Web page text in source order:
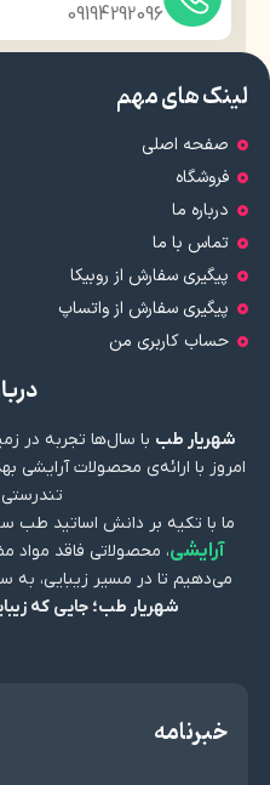
09194292096
لینک های مهم
صفحه اصلی
فروشگاه
درباره ما
تماس با ما
پیگیری سفارش از روبیکا
پیگیری سفارش از واتساپ
حساب کاربری من
شهریار طب با سال‌ها تجربه در
امروز با ارائه‌ی محصولات آرایشی
ما با تکیه بر دانش اساتید طب
آرایشی، محصولاتی فاقد مواد
می‌دهیم تا در مسیر زیبایی، به
شهریار طب؛ جایی که
خبرنامه